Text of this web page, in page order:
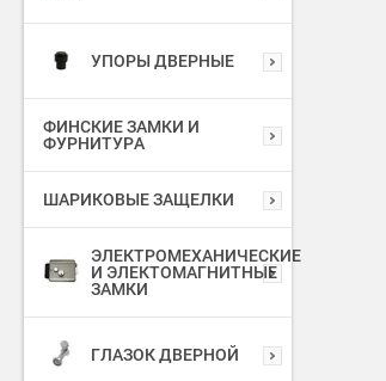
УПОРЫ ДВЕРНЫЕ
ФИНСКИЕ ЗАМКИ И
ФУРНИТУРА
ШАРИКОВЫЕ ЗАЩЕЛКИ
ЭЛЕКТРОМЕХАНИЧЕСКИЕ
И ЭЛЕКТОМАГНИТНЫЕ
ЗАМКИ
ГЛАЗОК ДВЕРНОЙ